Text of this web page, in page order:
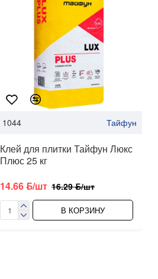
1044 Тайфун
Клей для плитки Тайфун Люкс
Плюс 25 кг
14.66 ƃ/шт 16.29 ƃ/шт
В КОРЗИНУ